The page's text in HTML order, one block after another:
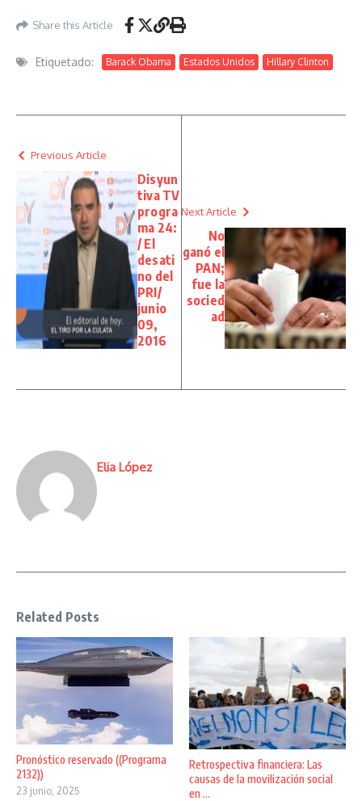
Share this Article
Etiquetado: Barack Obama Estados Unidos Hillary Clinton
Previous Article
Disyun
tiva TV
progra
ma 24:
/ El
desati
no del
PRI/
junio
09,
2016
Next Article
No
ganó el
PAN;
fue la
socied
ad
Elia López
Related Posts
Pronóstico reservado ((Programa
2132))
23 junio, 2025
Retrospectiva financiera: Las
causas de la movilización social
en ...